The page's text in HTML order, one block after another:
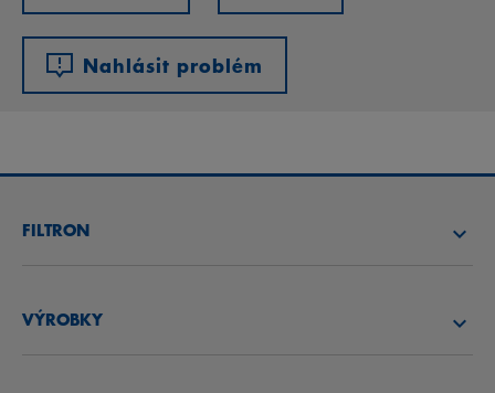
Nahlásit problém
FILTRON
VÝROBKY